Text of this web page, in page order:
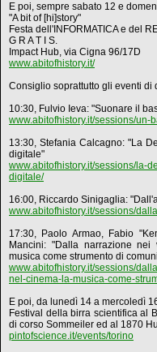
E poi, sempre sabato 12 e
"A bit of [hi]story"
Festa dell'INFORMATICA e del
G R A T I S.
Impact Hub, via Cigna 96/17D
www.abitofhistory.it/
Consiglio soprattutto gli eventi di
10:30, Fulvio Ieva: "Suonare il
www.abitofhistory.it/sessions/un-
13:30, Stefania Calcagno: "La
digitale"
www.abitofhistory.it/sessions/la-
digitale/
16:00, Riccardo Sinigaglia:
www.abitofhistory.it/sessions/
17:30, Paolo Armao, Fabio
Mancini: "Dalla narrazione
musica come strumento di
www.abitofhistory.it/sessions/
nel-cinema-la-musica-come-
E poi, da lunedì 14 a mercoledì
Festival della birra scientifica al
di corso Sommeiler ed al 1870
pintofscience.it/events/torino